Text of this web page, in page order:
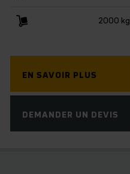
2000 kg
EN SAVOIR PLUS
DEMANDER UN DEVIS